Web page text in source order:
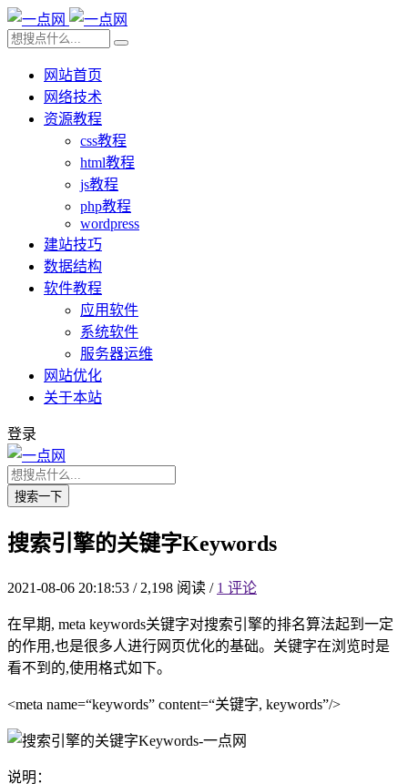
网站首页
网络技术
资源教程
css教程
html教程
js教程
php教程
wordpress
建站技巧
数据结构
软件教程
应用软件
系统软件
服务器运维
网站优化
关于本站
登录
搜索一下
搜索引擎的关键字Keywords
2021-08-06 20:18:53 /2,198 阅读 / 1 评论
在早期, meta keywords关键字对搜索引擎的排名算法起到一定
的作用,也是很多人进行网页优化的基础。关键字在浏览时是
看不到的,使用格式如下。
<meta name=“keywords” content=“关键字, keywords”/>
说明：